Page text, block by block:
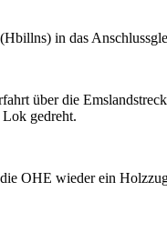
in das
über die
gedreht.
OHE wieder ein